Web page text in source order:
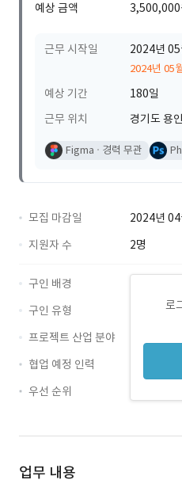
예상 금액
3,500,000
근무 시작일 2024년 05
2024년 05
예상 기간
180일
근무 위치
경기도 용
Figma 경력 무관
모집 마감일
2024년 04
지원자 수
2명
로
구인 배경
구인 유형
프로젝트 산업 분야
협업 예정 인력
우선 순위
업무 내용